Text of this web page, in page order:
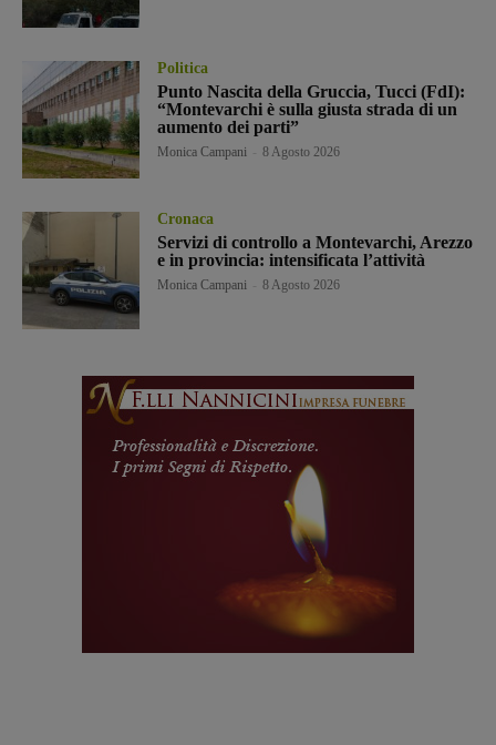
Politica
Punto Nascita della Gruccia, Tucci (FdI):
“Montevarchi è sulla giusta strada di un
aumento dei parti”
Monica Campani 8 Agosto 2026
Cronaca
Servizi di controllo a Montevarchi, Arezzo
e in provincia: intensificata l’attività
Monica Campani 8 Agosto 2026